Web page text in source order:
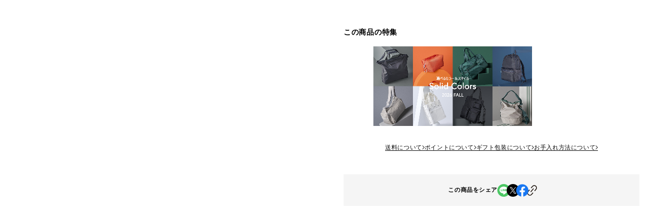
この商品の特集
送料について ポイントについて ギフト包装について お手入れ方法について
この商品をシェア